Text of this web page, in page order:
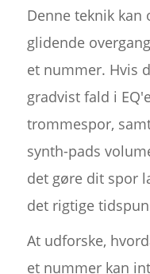
Denne teknik kan
glidende
et nummer. Hvis
gradvist fald i
trommespor,
synth-pads
det gøre dit spor
det rigtige
At udforske,
et nummer kan